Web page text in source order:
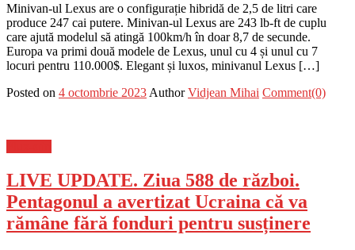
Minivan-ul Lexus are o configurație hibridă de 2,5 de litri care
produce 247 cai putere. Minivan-ul Lexus are 243 lb-ft de cuplu
care ajută modelul să atingă 100km/h în doar 8,7 de secunde.
Europa va primi două modele de Lexus, unul cu 4 și unul cu 7
locuri pentru 110.000$. Elegant și luxos, minivanul Lexus […]
Posted on 4 octombrie 2023 Author Vidjean Mihai Comment(0)
LIVE UPDATE. Ziua 588 de război.
Pentagonul a avertizat Ucraina că va
rămâne fără fonduri pentru susținere